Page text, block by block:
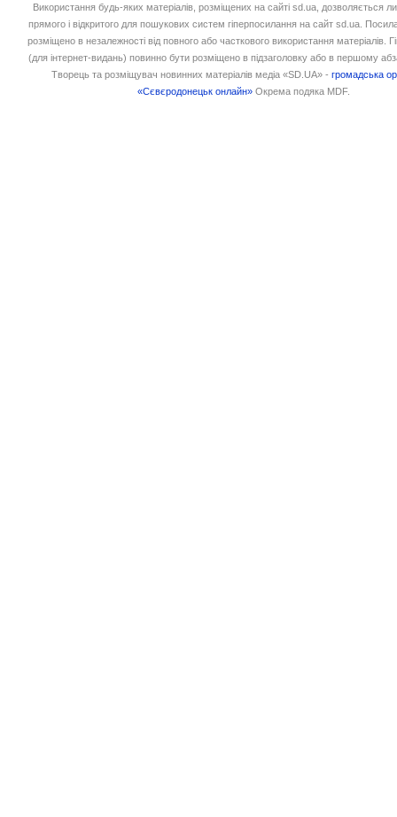
Використання будь-яких матеріалів, розміщених на сайті sd.ua, дозволяється
прямого і відкритого для пошукових систем гіперпосилання на сайт sd.ua.
розміщено в незалежності від повного або часткового використання матеріалів.
(для інтернет-видань) повинно бути розміщено в підзаголовку або в першому
Творець та розміщувач новинних матеріалів медіа «SD.UA» -громадська
«Сєвєродонецьк онлайн» Окрема подяка MDF.